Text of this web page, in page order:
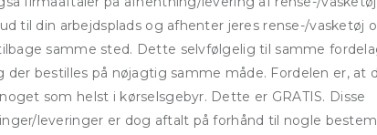
til din arbejdsplads og afhenter jeres rense-/vasketøj
samme sted. Dette selvfølgelig til samme
der bestilles på nøjagtig samme måde. Fordelen er, at
som helst i kørselsgebyr. Dette er GRATIS. Disse
leveringer er dog aftalt på forhånd til nogle